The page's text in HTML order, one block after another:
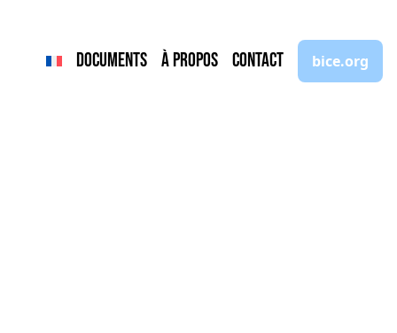
Documents À propos Contact bice.org